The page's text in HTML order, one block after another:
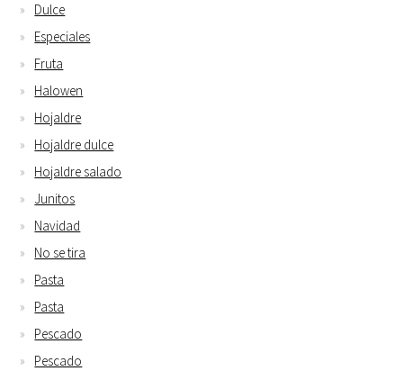
Dulce
Especiales
Fruta
Halowen
Hojaldre
Hojaldre dulce
Hojaldre salado
Junitos
Navidad
No se tira
Pasta
Pasta
Pescado
Pescado